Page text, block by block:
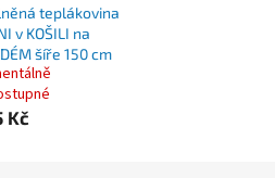
teplákovina
v KOŠILI na
šíře 150 cm
Kč